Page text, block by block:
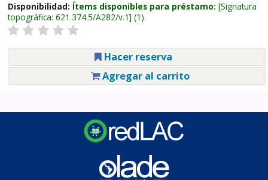
Disponibilidad: Ítems disponibles para préstamo: Signatura
topográfica: 621.374.5/A282/v.1 (1).
Hacer reserva
Agregar al carrito